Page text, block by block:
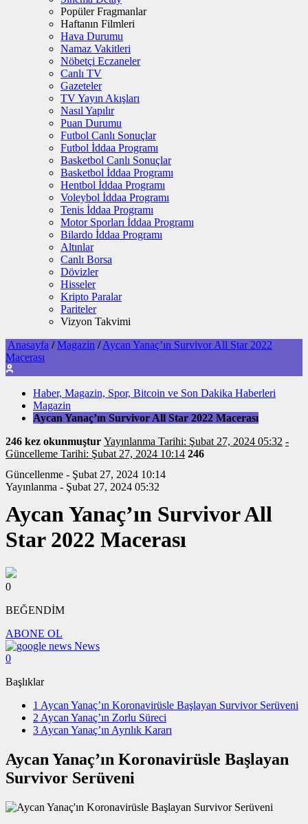
Popüler Fragmanlar
Haftanın Filmleri
Hava Durumu
Namaz Vakitleri
Nöbetçi Eczaneler
Canlı TV
Gazeteler
TV Yayın Akışları
Nasıl Yapılır
Puan Durumu
Futbol Canlı Sonuçlar
Futbol İddaa Programı
Basketbol Canlı Sonuçlar
Basketbol İddaa Programı
Hentbol İddaa Programı
Voleybol İddaa Programı
Tenis İddaa Programı
Motor Sporları İddaa Programı
Bilardo İddaa Programı
Altınlar
Canlı Borsa
Dövizler
Hisseler
Kripto Paralar
Pariteler
Vizyon Takvimi
Anasayfa / Magazin / Aycan Yanaç’ın Survivor All Star 2022
Macerası
Haber, Magazin, Spor, Bitcoin ve Son Dakika Haberleri
Magazin
Aycan Yanaç’ın Survivor All Star 2022 Macerası
246 kez okunmuştur Yayınlanma Tarihi: Şubat 27, 2024 05:32 -
Güncelleme Tarihi: Şubat 27, 2024 10:14 246
Güncellenme - Şubat 27, 2024 10:14
Yayınlanma - Şubat 27, 2024 05:32
Aycan Yanaç’ın Survivor All
Star 2022 Macerası
0
BEĞENDİM
ABONE OL
News
0
Başlıklar
1 Aycan Yanaç’ın Koronavirüsle Başlayan Survivor Serüveni
2Aycan Yanaç’ın Zorlu Süreci
3Aycan Yanaç’ın Ayrılık Kararı
Aycan Yanaç’ın Koronavirüsle Başlayan
Survivor Serüveni